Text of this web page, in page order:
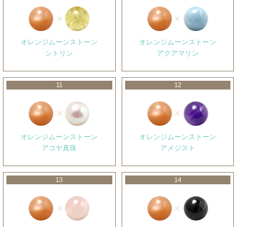
オレンジムーンストーン
シトリン
オレンジムーンストーン
アクアマリン
11
オレンジムーンストーン
アコヤ真珠
12
オレンジムーンストーン
アメジスト
13 14